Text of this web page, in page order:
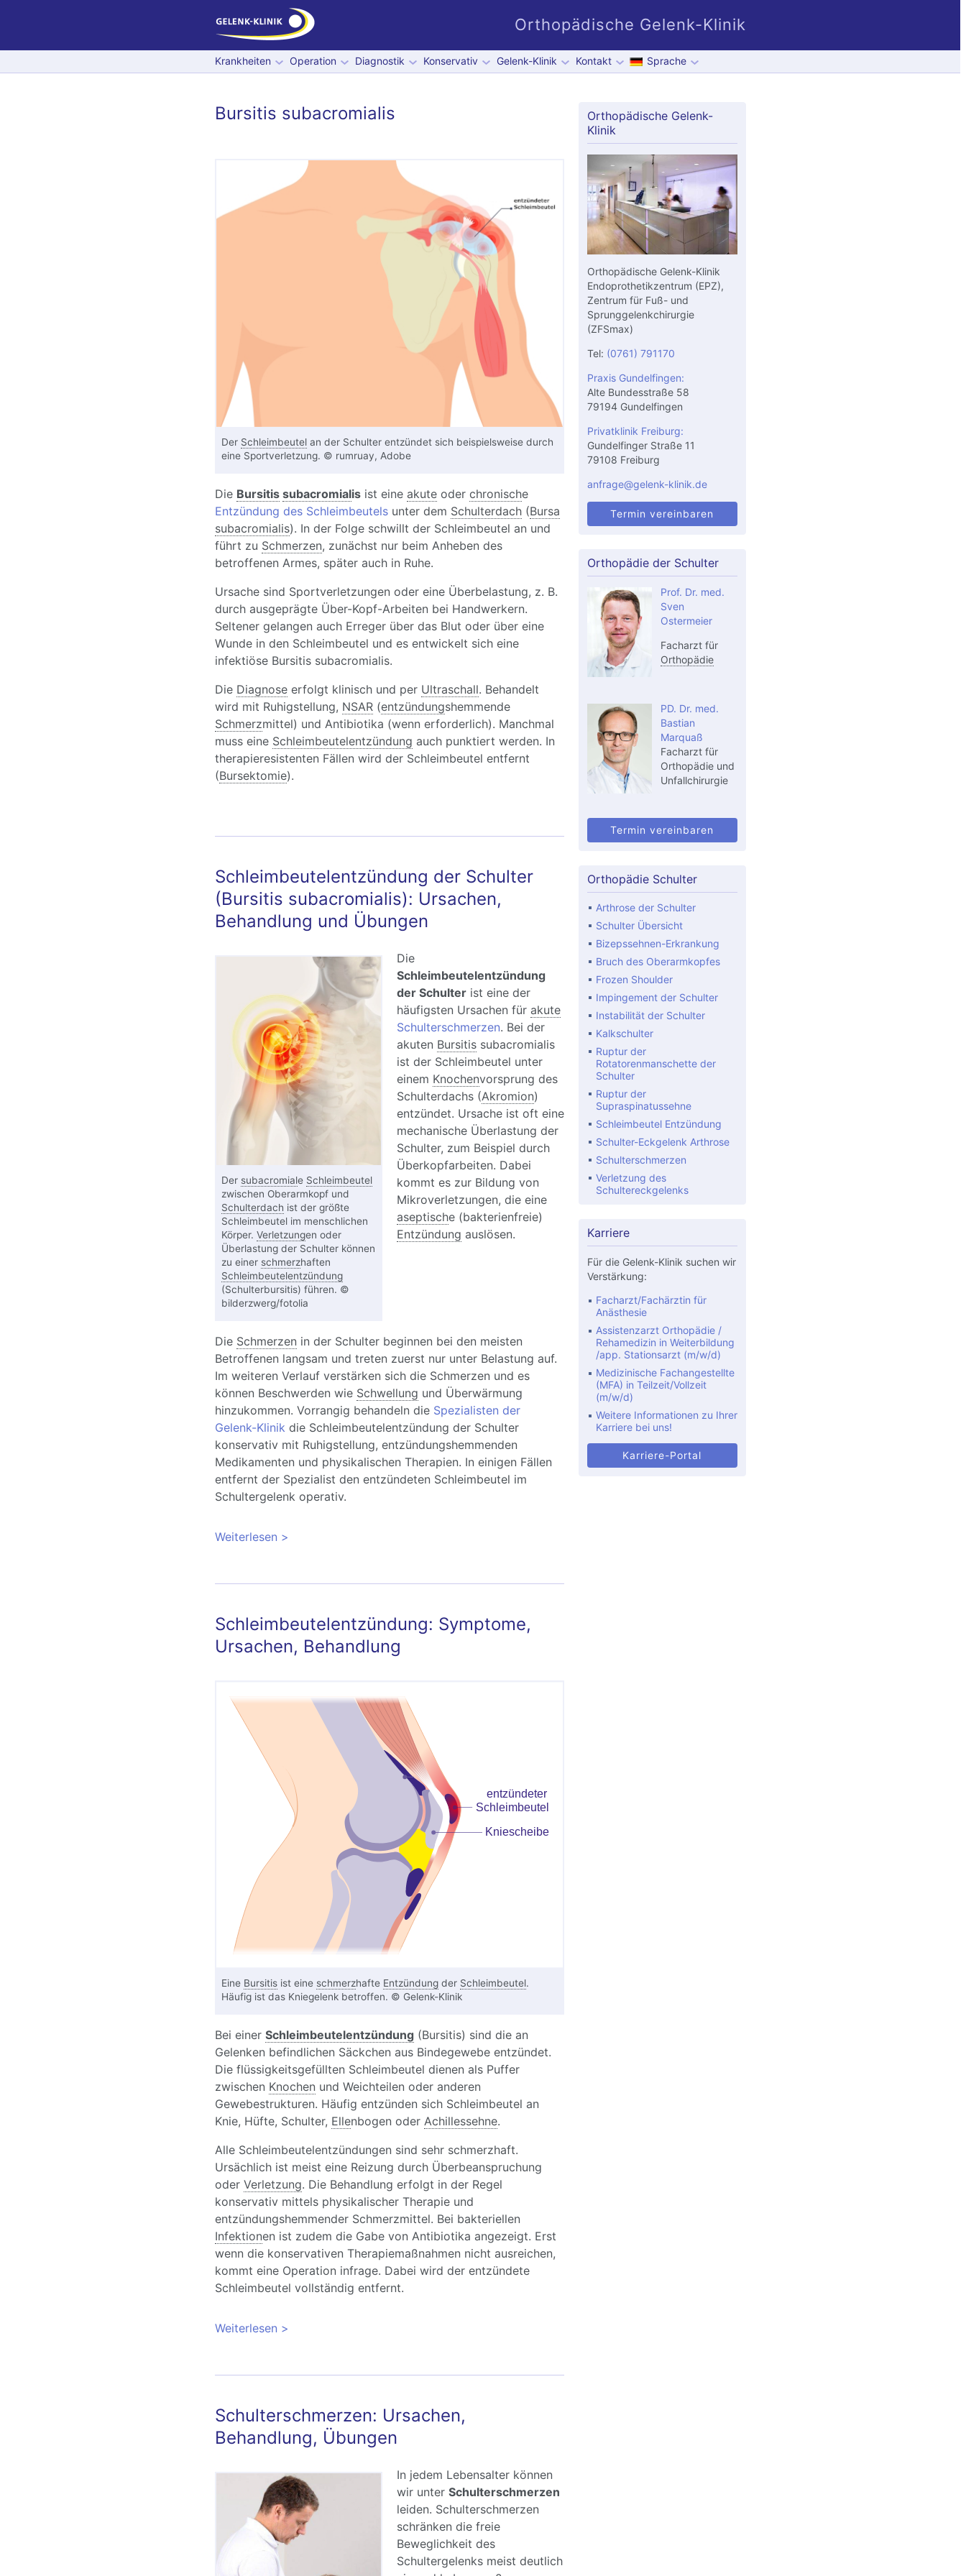
Orthopädische Gelenk-Klinik
Krankheiten Operation Diagnostik Konservativ Gelenk-Klinik Kontakt Sprache
Bursitis subacromialis
Der Schleimbeutelan der Schulter entzündet sich beispielsweise durch
eine Sportverletzung. © rumruay, Adobe
Die Bursitis subacromialisist eine akuteoder chronische
Entzündung des Schleimbeutelsunter dem Schulterdach(Bursa
subacromialis). In der Folge schwillt der Schleimbeutel an und
führt zu Schmerzen, zunächst nur beim Anheben des
betroffenen Armes, später auch in Ruhe.
Ursache sind Sportverletzungen oder eine Überbelastung, z. B.
durch ausgeprägte Über-Kopf-Arbeiten bei Handwerkern.
Seltener gelangen auch Erreger über das Blut oder über eine
Wunde in den Schleimbeutel und es entwickelt sich eine
infektiöse Bursitis subacromialis.
Die Diagnoseerfolgt klinisch und per Ultraschall. Behandelt
wird mit Ruhigstellung, NSAR(entzündungshemmende
Schmerzmittel) und Antibiotika (wenn erforderlich). Manchmal
muss eine Schleimbeutelentzündung auch punktiert werden. In
therapieresistenten Fällen wird der Schleimbeutel entfernt
(Bursektomie).
Schleimbeutelentzündung der Schulter
(Bursitis subacromialis): Ursachen,
Behandlung und Übungen
Der subacromiale Schleimbeutel
zwischen Oberarmkopf und
Schulterdach ist der größte
Schleimbeutel im menschlichen
Körper. Verletzungen oder
Überlastung der Schulter können
zu einer schmerzhaften
Schleimbeutelentzündung
(Schulterbursitis) führen. ©
bilderzwerg/fotolia
Die
Schleimbeutelentzündung
der Schulterist eine der
häufigsten Ursachen für akute
Schulterschmerzen. Bei der
akuten Bursitissubacromialis
ist der Schleimbeutel unter
einem Knochenvorsprung des
Schulterdachs (Akromion)
entzündet. Ursache ist oft eine
mechanische Überlastung der
Schulter, zum Beispiel durch
Überkopfarbeiten. Dabei
kommt es zur Bildung von
Mikroverletzungen, die eine
aseptische (bakterienfreie)
Entzündung auslösen.
Die Schmerzen in der Schulter beginnen bei den meisten
Betroffenen langsam und treten zuerst nur unter Belastung auf.
Im weiteren Verlauf verstärken sich die Schmerzen und es
können Beschwerden wie Schwellung und Überwärmung
hinzukommen. Vorrangig behandeln die Spezialisten der
Gelenk-Klinik die Schleimbeutelentzündung der Schulter
konservativ mit Ruhigstellung, entzündungshemmenden
Medikamenten und physikalischen Therapien. In einigen Fällen
entfernt der Spezialist den entzündeten Schleimbeutel im
Schultergelenk operativ.
Weiterlesen über Schleimbeutelentzündung der Schulter (Bursitis
Schleimbeutelentzündung: Symptome,
Ursachen, Behandlung
Eine Bursitisist eine schmerzhafte Entzündungder Schleimbeutel.
Häufig ist das Kniegelenk betroffen. © Gelenk-Klinik
Bei einer Schleimbeutelentzündung(Bursitis) sind die an
Gelenken befindlichen Säckchen aus Bindegewebe entzündet.
Die flüssigkeitsgefüllten Schleimbeutel dienen als Puffer
zwischen Knochen und Weichteilen oder anderen
Gewebestrukturen. Häufig entzünden sich Schleimbeutel an
Knie, Hüfte, Schulter, Ellenbogen oder Achillessehne.
Alle Schleimbeutelentzündungen sind sehr schmerzhaft.
Ursächlich ist meist eine Reizung durch Überbeanspruchung
oder Verletzung. Die Behandlung erfolgt in der Regel
konservativ mittels physikalischer Therapie und
entzündungshemmender Schmerzmittel. Bei bakteriellen
Infektionen ist zudem die Gabe von Antibiotika angezeigt. Erst
wenn die konservativen Therapiemaßnahmen nicht ausreichen,
kommt eine Operation infrage. Dabei wird der entzündete
Schleimbeutel vollständig entfernt.
Weiterlesen über Schleimbeutelentzündung: Symptome, Ursachen,
Schulterschmerzen: Ursachen,
Behandlung, Übungen
In jedem Lebensalter können
wir unter Schulterschmerzen
leiden. Schulterschmerzen
schränken die freie
Beweglichkeit des
Schultergelenks meist deutlich
Orthopädische Gelenk-
Klinik
Orthopädische Gelenk-Klinik
Endoprothetikzentrum (EPZ),
Zentrum für Fuß- und
Sprunggelenkchirurgie
(ZFSmax)
Tel: (0761) 791170
Praxis Gundelfingen:
Alte Bundesstraße 58
79194 Gundelfingen
Privatklinik Freiburg:
Gundelfinger Straße 11
79108 Freiburg
anfrage@gelenk-klinik.de
Termin vereinbaren
Orthopädie der Schulter
Prof. Dr. med.
Sven
Ostermeier
Facharzt für
Orthopädie
PD. Dr. med.
Bastian
Marquaß
Facharzt für
Orthopädie und
Unfallchirurgie
Termin vereinbaren
Orthopädie Schulter
Arthrose der Schulter
Schulter Übersicht
Bizepssehnen-Erkrankung
Bruch des Oberarmkopfes
Frozen Shoulder
Impingement der Schulter
Instabilität der Schulter
Kalkschulter
Ruptur der
Rotatorenmanschette der
Schulter
Ruptur der
Supraspinatussehne
Schleimbeutel Entzündung
Schulter-Eckgelenk Arthrose
Schulterschmerzen
Verletzung des
Schultereckgelenks
Karriere
Für die Gelenk-Klinik suchen wir
Verstärkung:
Facharzt/Fachärztin für
Anästhesie
Assistenzarzt Orthopädie /
Rehamedizin in Weiterbildung
/app. Stationsarzt (m/w/d)
Medizinische Fachangestellte
(MFA) in Teilzeit/Vollzeit
(m/w/d)
Weitere Informationen zu Ihrer
Karriere bei uns!
Karriere-Portal